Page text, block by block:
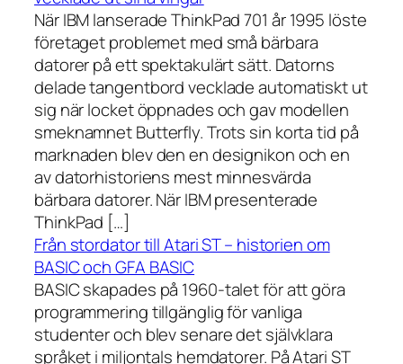
När IBM lanserade ThinkPad 701 år 1995 löste
företaget problemet med små bärbara
datorer på ett spektakulärt sätt. Datorns
delade tangentbord vecklade automatiskt ut
sig när locket öppnades och gav modellen
smeknamnet Butterfly. Trots sin korta tid på
marknaden blev den en designikon och en
av datorhistoriens mest minnesvärda
bärbara datorer. När IBM presenterade
ThinkPad […]
Från stordator till Atari ST – historien om
BASIC och GFA BASIC
BASIC skapades på 1960-talet för att göra
programmering tillgänglig för vanliga
studenter och blev senare det självklara
språket i miljontals hemdatorer. På Atari ST